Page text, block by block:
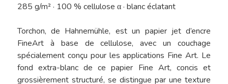
285 g/m² · 100 % cellulose α · blanc éclatant
Torchon, de Hahnemühle, est un papier jet d’encre
FineArt à base de cellulose, avec un couchage
spécialement conçu pour les applications Fine Art. Le
fond extra-blanc de ce papier Fine Art, concis et
grossièrement structuré, se distingue par une texture